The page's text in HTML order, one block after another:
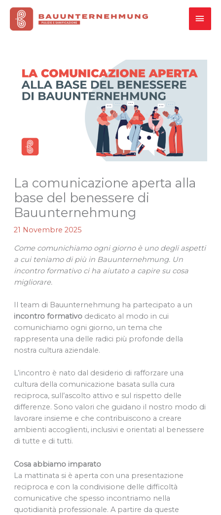
contenuto
La comunicazione aperta alla
base del benessere di
Bauunternehmung
21 Novembre 2025
Come comunichiamo ogni giorno è uno degli aspetti
a cui teniamo di più in Bauunternehmung. Un
incontro formativo ci ha aiutato a capire su cosa
migliorare.
Il team di Bauunternehmung ha partecipato a un
incontro formativodedicato al modo in cui
comunichiamo ogni giorno, un tema che
rappresenta una delle radici più profonde della
nostra cultura aziendale.
L’incontro è nato dal desiderio di rafforzare una
cultura della comunicazione basata sulla cura
reciproca, sull’ascolto attivo e sul rispetto delle
differenze. Sono valori che guidano il nostro modo di
lavorare insieme e che contribuiscono a creare
ambienti accoglienti, inclusivi e orientati al benessere
di tutte e di tutti.
Cosa abbiamo imparato
La mattinata si è aperta con una presentazione
reciproca e con la condivisione delle difficoltà
comunicative che spesso incontriamo nella
quotidianità professionale. A partire da queste